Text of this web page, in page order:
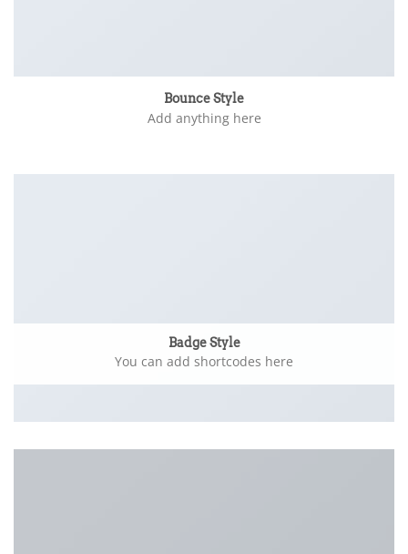
Bounce Style
Add anything here
Badge Style
You can add shortcodes here